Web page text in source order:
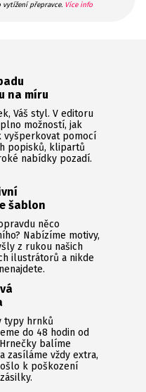
přepravce. Více info
na míru
Váš styl. V editoru
možností, jak
vyšperkovat pomocí
popisků, klipartů
nabídky pozadí.
šablon
něco
Nabízíme motivy,
z rukou našich
ilustrátorů a nikde
typy hrnků
do 48 hodin od
balíme
zasíláme vždy extra,
k poškození